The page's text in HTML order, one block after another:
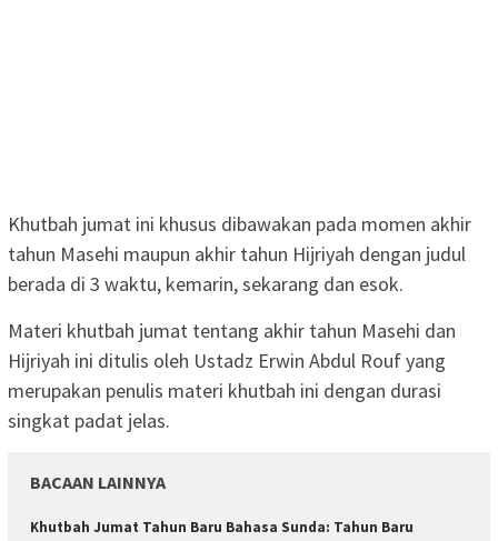
Khutbah jumat ini khusus dibawakan pada momen akhir
tahun Masehi maupun akhir tahun Hijriyah dengan judul
berada di 3 waktu, kemarin, sekarang dan esok.
Materi khutbah jumat tentang akhir tahun Masehi dan
Hijriyah ini ditulis oleh Ustadz Erwin Abdul Rouf yang
merupakan penulis materi khutbah ini dengan durasi
singkat padat jelas.
BACAAN LAINNYA
Khutbah Jumat Tahun Baru Bahasa Sunda: Tahun Baru